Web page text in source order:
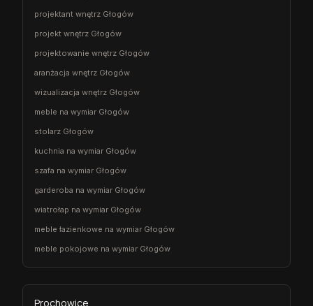
projektant wnętrz Głogów
projekt wnętrz Głogów
projektowanie wnętrz Głogów
aranżacja wnętrz Głogów
wizualizacja wnętrz Głogów
meble na wymiar Głogów
stolarz Głogów
kuchnia na wymiar Głogów
szafa na wymiar Głogów
garderoba na wymiar Głogów
wiatrołap na wymiar Głogów
meble łazienkowe na wymiar Głogów
meble pokojowe na wymiar Głogów
Prochowice